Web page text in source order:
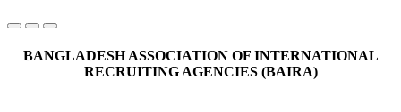
BANGLADESH ASSOCIATION OF INTERNATIONAL
RECRUITING AGENCIES (BAIRA)